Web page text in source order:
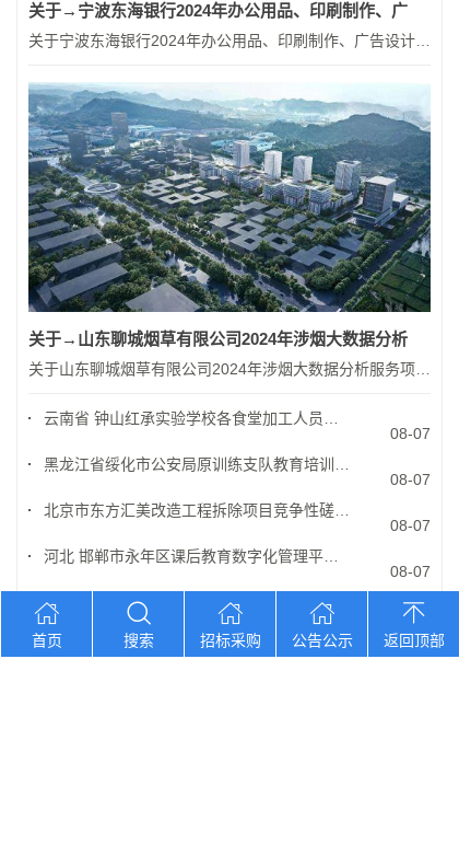
关于→宁波东海银行2024年办公用品、印刷制作、广
关于宁波东海银行2024年办公用品、印刷制作、广告设计及宣传策划供应商入围项目招标公告 浙江省 20...
关于→山东聊城烟草有限公司2024年涉烟大数据分析
关于山东聊城烟草有限公司2024年涉烟大数据分析服务项目招标公告 山东省 2024-11-27 招标...
云南省 钟山红承实验学校各食堂加工人员劳务外包采购
08-07
黑龙江省绥化市公安局原训练支队教育培训期间餐食供应
08-07
北京市东方汇美改造工程拆除项目竞争性磋商公告
08-07
河北 邯郸市永年区课后教育数字化管理平台运维及运营
08-07
08-07
新疆策勒县新能源城乡客运发展建设项目
首页 搜索 招标采购 公告公示 返回顶部